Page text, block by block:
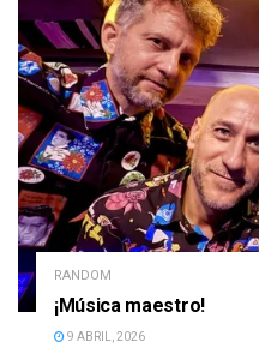
RANDOM
¡Música maestro!
9 ABRIL, 2026